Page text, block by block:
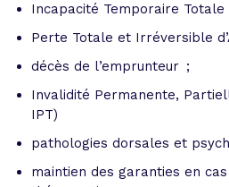
Incapacité Temporaire
Perte Totale et Irréversible
décès de l’emprunteur ;
Invalidité Permanente,
IPT)
pathologies dorsales et
maintien des garanties en